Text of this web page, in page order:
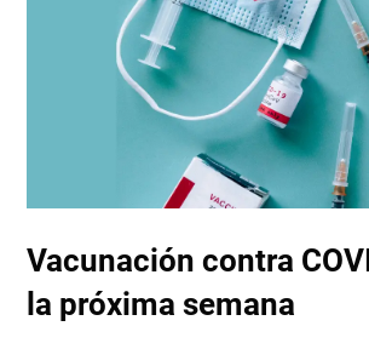
Vacunación contra
la próxima semana